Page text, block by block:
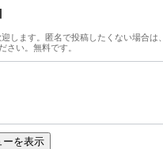
迎します。匿名で投稿したくない場合は、
さい。無料です。